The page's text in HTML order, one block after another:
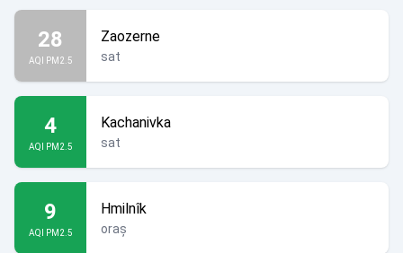
28
AQI PM2.5
Zaozerne
sat
4
AQI PM2.5
Kachanivka
sat
9
AQI PM2.5
Hmilnîk
oraș